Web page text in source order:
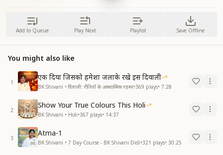
Add to Queue Play Next Playlist Save Offline
You might also like
1
एक दिया जिसको हमेशा जलाके रखे इस दिवाली
BK Shivani • दिवाली: रीतियों के आध्यात्मिक रहस्य•369 plays• 7:28
2
Show Your True Colours This Holi
BK Shivani • Holi•367 plays• 14:37
3
Atma-1
BK Shivani • 7 Day Course - BK Shivani Didi•321 plays• 30:25